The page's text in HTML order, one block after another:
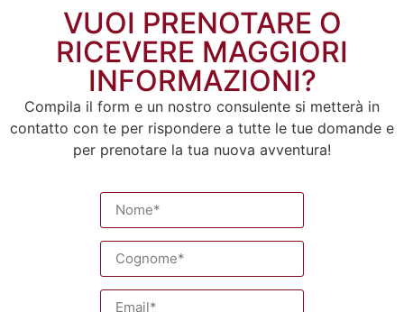
VUOI PRENOTARE O
RICEVERE MAGGIORI
INFORMAZIONI?
Compila il form e un nostro consulente si metterà in
contatto con te per rispondere a tutte le tue domande e
per prenotare la tua nuova avventura!